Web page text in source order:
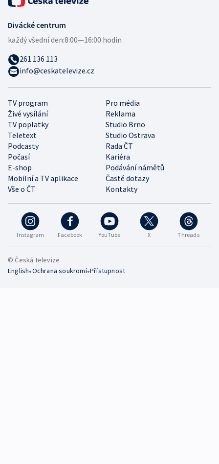
Instagram Facebook YouTube X Threads
TV program
Pro média
Živé vysílání
Reklama
TV poplatky
Studio Brno
Teletext
Studio Ostrava
Podcasty
Rada ČT
Počasí
Kariéra
E-shop
Podávání námětů
Mobilní a TV aplikace
Časté dotazy
Vše o ČT
Kontakty
Divácké centrum
každý všední den:8:00—16:00 hodin
261 136 113
info@ceskatelevize.cz
© Česká televize
English•Ochrana soukromí•Přístupnost